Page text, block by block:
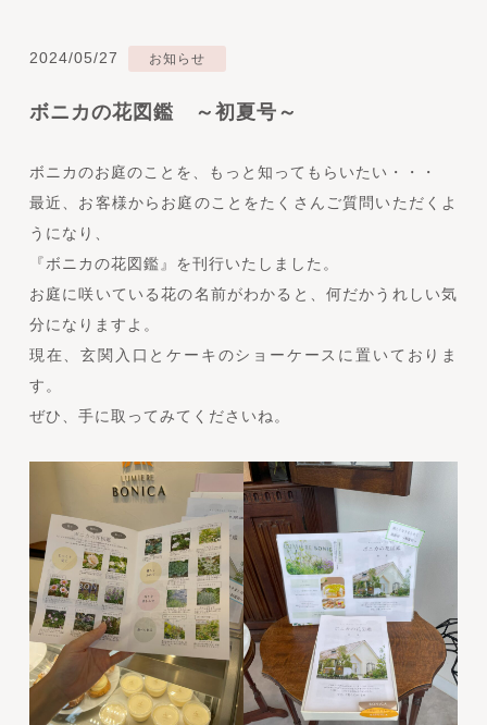
2024/05/27 お知らせ
ボニカの花図鑑 ～初夏号～
ボニカのお庭のことを、もっと知ってもらいたい・・・
最近、お客様からお庭のことをたくさんご質問いただくよ
うになり、
『ボニカの花図鑑』を刊行いたしました。
お庭に咲いている花の名前がわかると、何だかうれしい気
分になりますよ。
現在、玄関入口とケーキのショーケースに置いておりま
す。
ぜひ、手に取ってみてくださいね。